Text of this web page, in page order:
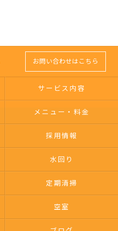
お問い合わせはこちら
サービス内容
メニュー・料金
採用情報
水回り
定期清掃
空室